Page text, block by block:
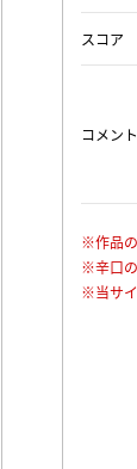
スコア
コメント
※作品
※辛口の
※当サイ